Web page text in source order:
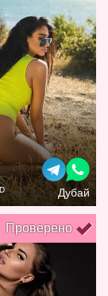
Дубай
Проверено